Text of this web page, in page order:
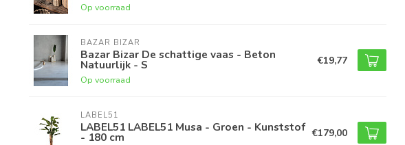
Op voorraad
BAZAR BIZAR
Bazar Bizar De schattige vaas - Beton
Natuurlijk - S
Op voorraad
€19,77
LABEL51
LABEL51 LABEL51 Musa - Groen - Kunststof
- 180 cm €179,00